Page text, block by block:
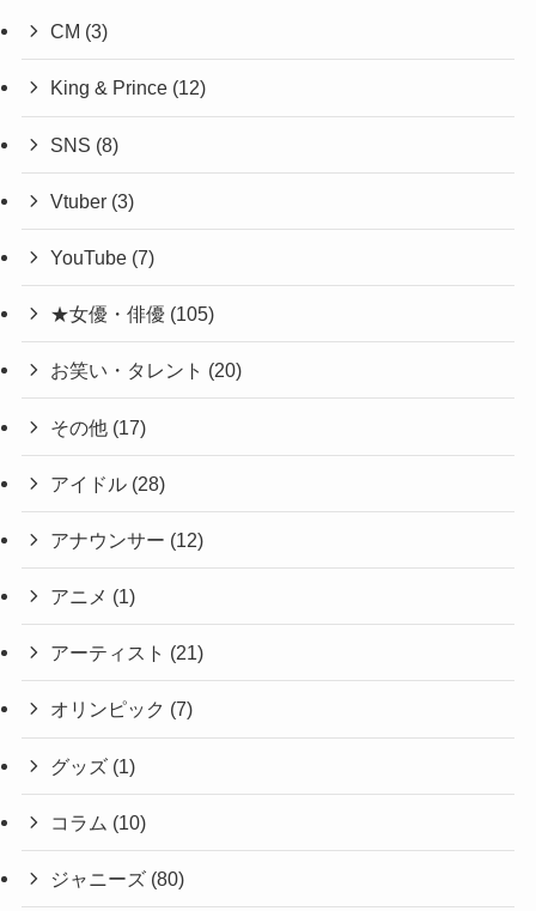
CM (3)
King & Prince (12)
SNS (8)
Vtuber (3)
YouTube (7)
★女優・俳優 (105)
お笑い・タレント (20)
その他 (17)
アイドル (28)
アナウンサー (12)
アニメ (1)
アーティスト (21)
オリンピック (7)
グッズ (1)
コラム (10)
ジャニーズ (80)